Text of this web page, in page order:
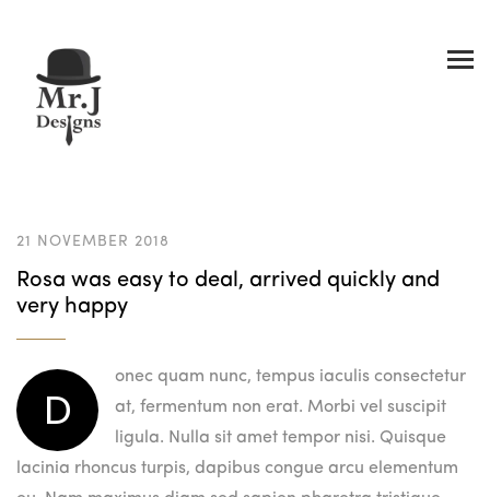
21 NOVEMBER 2018
Rosa was easy to deal, arrived quickly and
very happy
D
onec quam nunc, tempus iaculis consectetur
at, fermentum non erat. Morbi vel suscipit
ligula. Nulla sit amet tempor nisi. Quisque
lacinia rhoncus turpis, dapibus congue arcu elementum